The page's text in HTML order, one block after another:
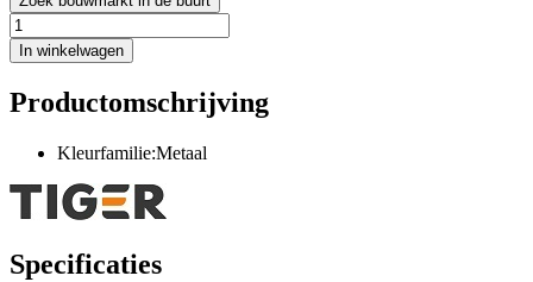
In winkelwagen
Productomschrijving
Kleurfamilie:Metaal
Specificaties